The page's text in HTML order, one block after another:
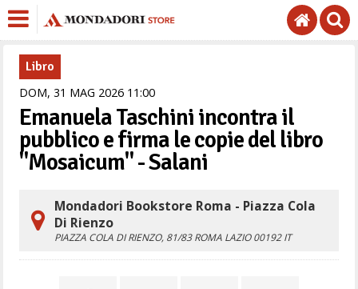
Libro
DOM,31 MAG 2026 1100
Emanuela Taschini incontra il
pubblico e firma le copie del libro
"Mosaicum" - Salani
Mondadori Bookstore Roma - Piazza Cola
Di Rienzo
PIAZZA COLA DI RIENZO, 81/83ROMA LAZIO 00192 IT